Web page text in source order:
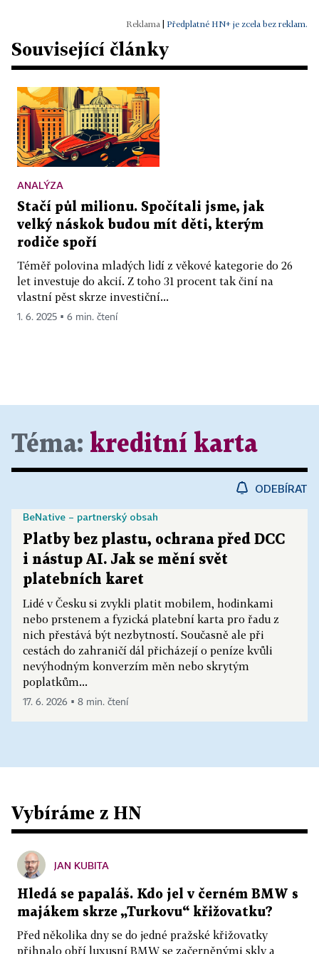
Předplatné HN+ je zcela bez reklam.
Související články
ANALÝZA
Stačí půl milionu. Spočítali jsme, jak
velký náskok budou mít děti, kterým
rodiče spoří
Téměř polovina mladých lidí z věkové kategorie do 26
let investuje do akcií. Z toho 31 procent tak činí na
vlastní pěst skrze investiční...
1. 6. 2025 ▪ 6 min. čtení
Téma: kreditní karta
ODEBÍRAT
Platby bez plastu, ochrana před DCC
i nástup AI. Jak se mění svět
platebních karet
Lidé v Česku si zvykli platit mobilem, hodinkami
nebo prstenem a fyzická platební karta pro řadu z
nich přestává být nezbytností. Současně ale při
cestách do zahraničí dál přicházejí o peníze kvůli
nevýhodným konverzím měn nebo skrytým
poplatkům...
BeNative – partnerský obsah
17. 6. 2026 ▪ 8 min. čtení
Vybíráme z HN
JAN KUBITA
Hledá se papaláš. Kdo jel v černém BMW s
majákem skrze „Turkovu“ křižovatku?
Před několika dny se do jedné pražské křižovatky
přihnalo obří luxusní BMW se začerněnými skly a